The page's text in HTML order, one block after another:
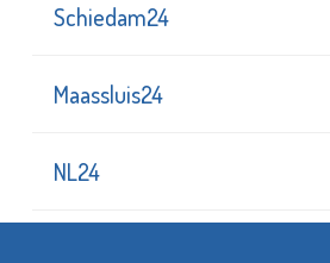
Schiedam24
Maassluis24
NL24